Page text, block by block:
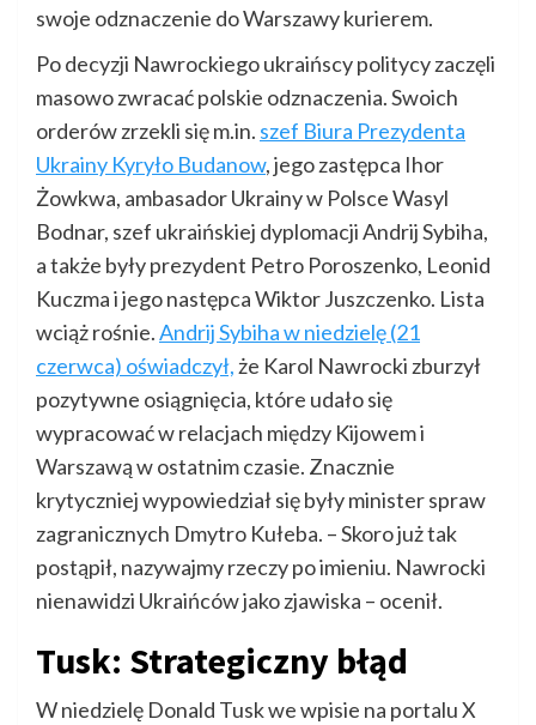
swoje odznaczenie do Warszawy kurierem.
Po decyzji Nawrockiego ukraińscy politycy zaczęli
masowo zwracać polskie odznaczenia. Swoich
orderów zrzekli się m.in. szef Biura Prezydenta
Ukrainy Kyryło Budanow, jego zastępca Ihor
Żowkwa, ambasador Ukrainy w Polsce Wasyl
Bodnar, szef ukraińskiej dyplomacji Andrij Sybiha,
a także były prezydent Petro Poroszenko, Leonid
Kuczma i jego następca Wiktor Juszczenko. Lista
wciąż rośnie.Andrij Sybiha w niedzielę (21
czerwca) oświadczył, że Karol Nawrocki zburzył
pozytywne osiągnięcia, które udało się
wypracować w relacjach między Kijowem i
Warszawą w ostatnim czasie. Znacznie
krytyczniej wypowiedział się były minister spraw
zagranicznych Dmytro Kułeba. – Skoro już tak
postąpił, nazywajmy rzeczy po imieniu. Nawrocki
nienawidzi Ukraińców jako zjawiska – ocenił.
Tusk: Strategiczny błąd
W niedzielę Donald Tusk we wpisie na portalu X